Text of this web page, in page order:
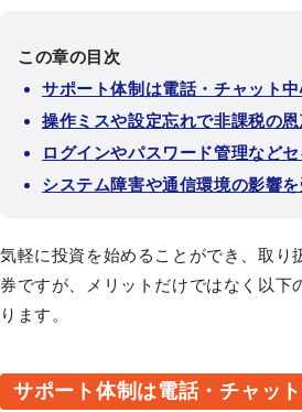
この章の目次
サポート体制は電話・チャット
操作ミスや設定忘れで非課税の
ログインやパスワード管理など
システム障害や通信環境の影響
気軽に投資を始めることができ、取り
券ですが、メリットだけではなく以下
ります。
サポート体制は電話・チャッ